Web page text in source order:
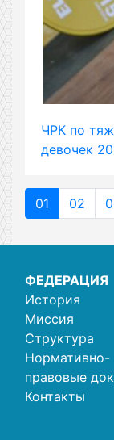
ЧРК по
девочек
01 02
ФЕДЕРАЦИЯ
История
Миссия
Структура
Нормативно-
правовые
Контакты